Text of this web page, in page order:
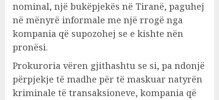
nominal, një bukëpjekës në Tiranë, paguhej
në mënyrë informale me një rrogë nga
kompania që supozohej se e kishte nën
pronësi.
Prokuroria vëren gjithashtu se si, pa ndonjë
përpjekje të madhe për të maskuar natyrën
kriminale të transaksioneve, kompania që